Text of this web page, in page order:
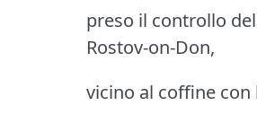
preso il controllo
Rostov-on-Don,
vicino al coffine con